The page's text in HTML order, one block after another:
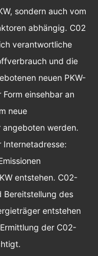
sondern auch vom
abhängig. C02
verantwortliche
und die
neuen PKW-
einsehbar an
neue
werden.
entstehen. C02-
Bereitstellung des
entstehen
der C02-